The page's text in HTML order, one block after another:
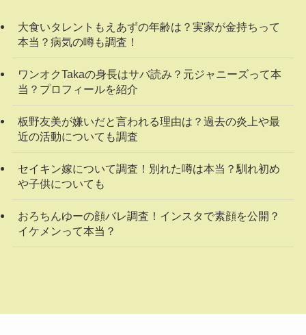
大食いタレントもえあずの年齢は？実家が金持ちって
本当？病気の噂も調査！
ワンオクTakaの身長はサバ読み？元ジャニーズって本
当？プロフィールを紹介
板野友美が嫌いだと言われる理由は？過去の炎上や最
近の活動についても調査
セイキン嫁について調査！別れた噂は本当？馴れ初め
や子供についても
おろちんゆーの顔バレ調査！インスタで素顔を公開？
イケメンって本当？